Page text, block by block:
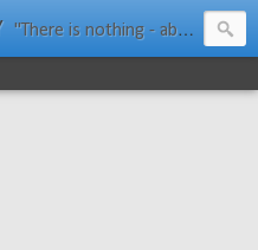
"There is nothing - absolutely nothing - half so much worth doing as simply messing about in boats." Water Rat, Kenneth Grahame